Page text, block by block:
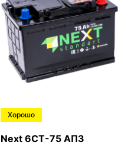
Хорошо
Next 6СТ-75 АПЗ